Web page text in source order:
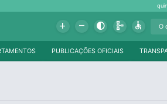
Add Remove Contrast Schema Accessible
PUBLICAÇÕES OFICIAIS